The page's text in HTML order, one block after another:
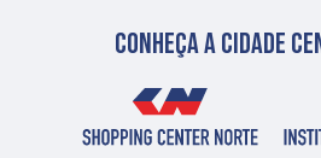
Conheça a cidade